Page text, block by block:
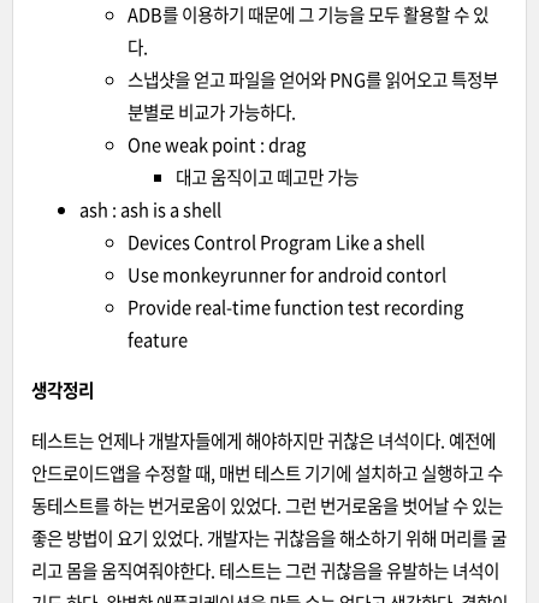
ADB를 이용하기 때문에 그 기능을 모두 활용할 수 있
다.
스냅샷을 얻고 파일을 얻어와 PNG를 읽어오고 특정부
분별로 비교가 가능하다.
One weak point : drag
대고 움직이고 떼고만 가능
ash : ash is a shell
Devices Control Program Like a shell
Use monkeyrunner for android contorl
Provide real-time function test recording
feature
생각정리
테스트는 언제나 개발자들에게 해야하지만 귀찮은 녀석이다. 예전에
안드로이드앱을 수정할 때, 매번 테스트 기기에 설치하고 실행하고 수
동테스트를 하는 번거로움이 있었다. 그런 번거로움을 벗어날 수 있는
좋은 방법이 요기 있었다. 개발자는 귀찮음을 해소하기 위해 머리를 굴
리고 몸을 움직여줘야한다. 테스트는 그런 귀찮음을 유발하는 녀석이